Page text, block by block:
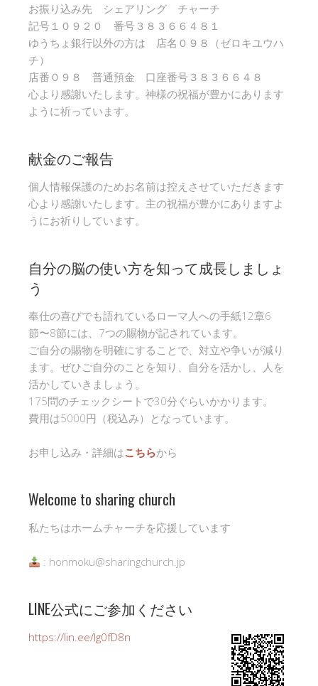
お振り込み先 シェアリング チャーチ
記号１０９２０ 番号３８３６６４８１
ゆうちょ銀行以外の方は 店名０９８（ゼロキユウハ
チ）
店番０９８ 普通預金 口座番号３８３６６４８
心より感謝いたします。神様の祝福が豊かにあります
ように祈っています。
献金のご報告
個人情報保護のためお名前は控えさせていただきます
心より感謝いたします。主の祝福が豊かにありますよ
うにお祈りしています。
自分の脳の使い方を知って成長しましょ
う
奉仕の喜びでも語れているローマ人への手紙12章6
節〜8節には、7つの賜物が記されています。
ご自分の賜物を明確にすることで、対立や争いが減り
ます。ぜひご自分のことを知り、自分を活かし、人を
活かしていきましょう。
175問のチェックシートで30分ぐらいかかります。
費用は5000円（税込み）となっています。
お申し込み・詳細はこちらから
Welcome to sharing church
私たちはホームチャーチを応援しています
: honmoku@sharingchurch.jp
LINE公式にご参加ください
https://lin.ee/Ig0fD8n